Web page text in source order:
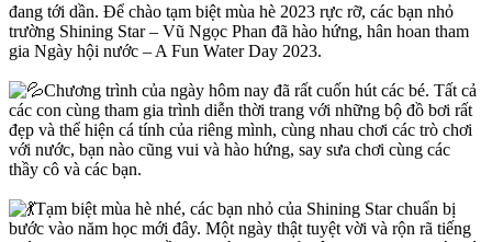
đang tới dần. Để chào tạm biệt mùa hè 2023 rực rỡ, các bạn nhỏ
trường Shining Star – Vũ Ngọc Phan đã hào hứng, hân hoan tham
gia Ngày hội nước – A Fun Water Day 2023.
Chương trình của ngày hôm nay đã rất cuốn hút các bé. Tất cả
các con cùng tham gia trình diễn thời trang với những bộ đồ bơi rất
đẹp và thể hiện cá tính của riêng mình, cùng nhau chơi các trò chơi
với nước, bạn nào cũng vui và hào hứng, say sưa chơi cùng các
thầy cô và các bạn.
Tạm biệt mùa hè nhé, các bạn nhỏ của Shining Star chuẩn bị
bước vào năm học mới đây. Một ngày thật tuyệt vời và rộn rã tiếng